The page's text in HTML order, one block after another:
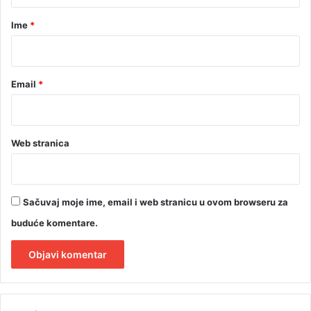
rIme *
Email *
Web stranica
Sačuvaj moje ime, email i web stranicu u ovom browseru za
buduće komentare.